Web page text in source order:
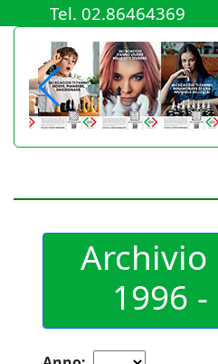
Tel. 02.86464369